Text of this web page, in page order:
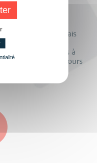
de toute une
avec vos pairs, mais
équipe
tips à
n’est toujours